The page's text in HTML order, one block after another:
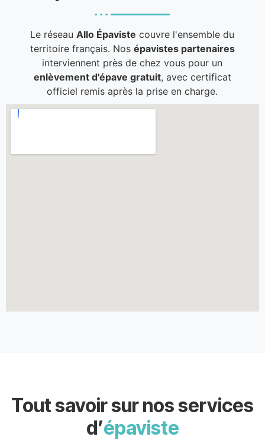
Le réseauAllo Épaviste couvre l'ensemble du
territoire français. Nos épavistes partenaires
interviennent près de chez vous pour un
enlèvement d'épave gratuit, avec certificat
officiel remis après la prise en charge.
Tout savoir sur nos services
d’épaviste